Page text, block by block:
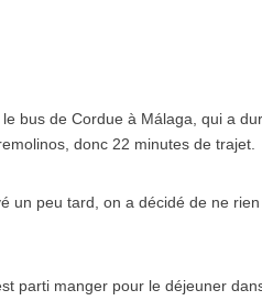
bus de Cordue à Málaga, qui a
donc 22 minutes de trajet.
un peu tard, on a décidé de ne
parti manger pour le déjeuner